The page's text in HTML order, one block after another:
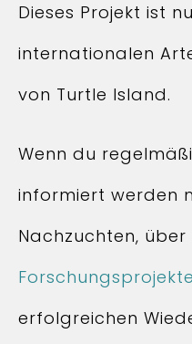
Dieses Projekt ist
internationalen
von Turtle Island.
Wenn du
informiert werden
Nachzuchten, über
Forschungsprojekte
erfolgreichen